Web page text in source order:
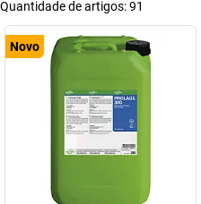
Quantidade de artigos:91
Novo